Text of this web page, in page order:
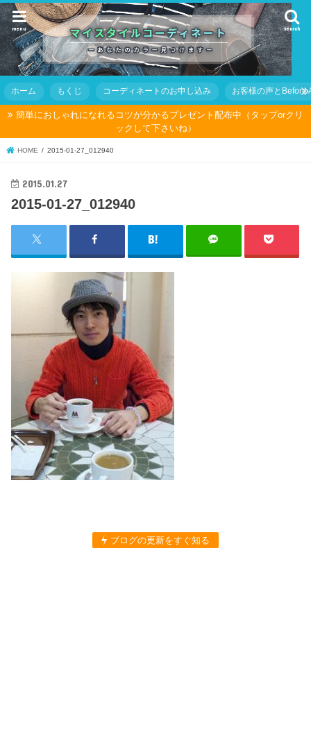
search
menu
ホーム もくじ コーディネートのお申し込み お客様の声とBefore
簡単におしゃれになれるコツが分かるプレゼント配布中（タップorクリ
ックして下さいね）
HOME 2015-01-27_012940
2015.01.27
2015-01-27_012940
ブログの更新をすぐ知る